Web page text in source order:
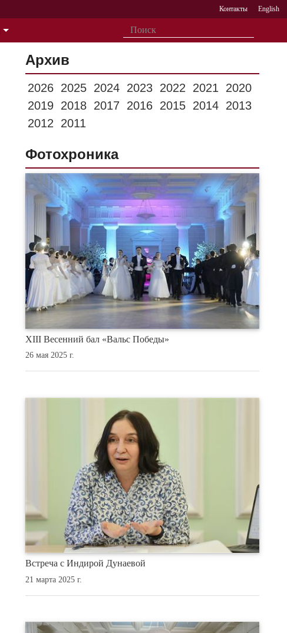
Контакты English
Архив
2026 2025 2024 2023 2022 2021
2020
2019 2018 2017 2016 2015 2014 2013
2012
2011
Фотохроника
XIII Весенний бал «Вальс Победы»
26 мая 2025 г.
Встреча с Индирой Дунаевой
21 марта 2025 г.